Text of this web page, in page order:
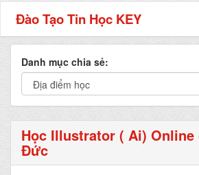
Đào Tạo Tin Học KEY
Danh mục chia sẻ:
Học Illustrator ( Ai) Online
Đức